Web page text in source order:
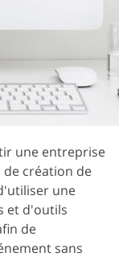
une entreprise
de création de
une
et d'outils
de
sans